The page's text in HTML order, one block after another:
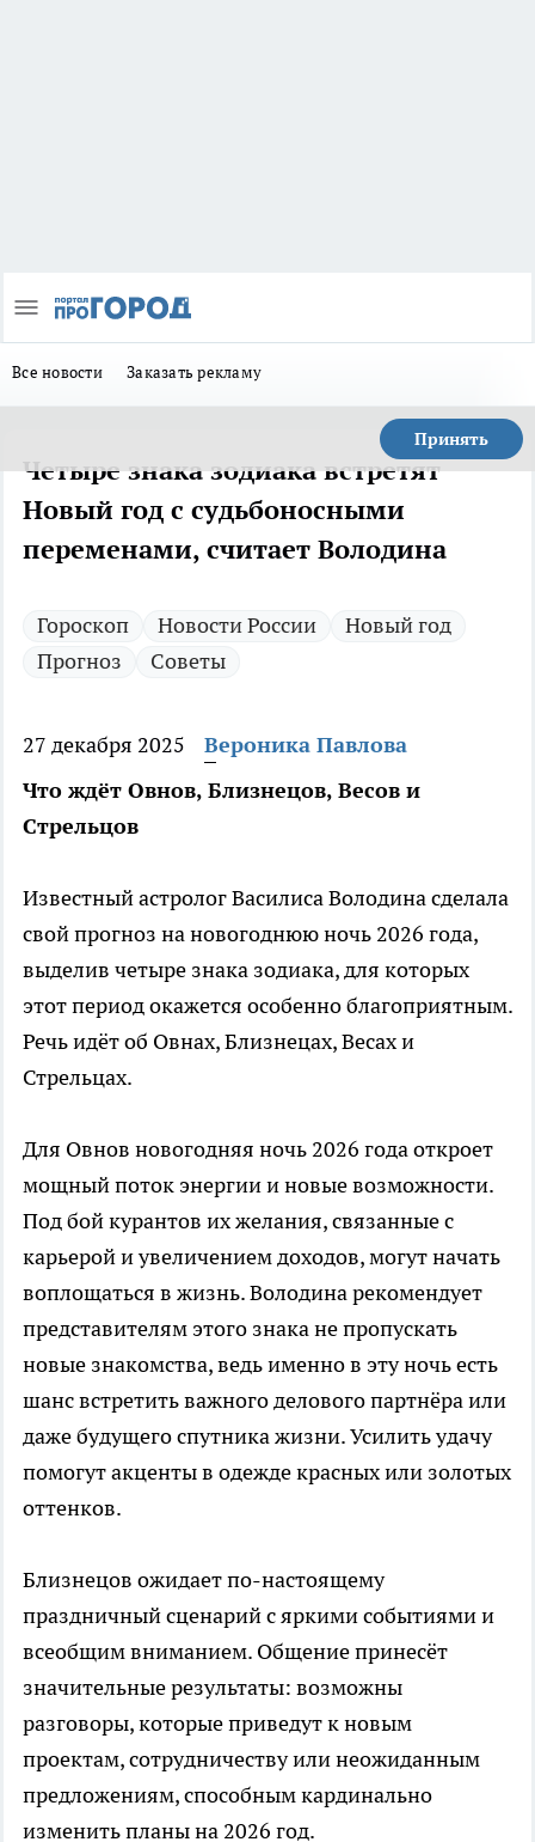
Все новости Заказать рекламу
Принять
Четыре знака зодиака встретят
Новый год с судьбоносными
переменами, считает Володина
Гороскоп Новости России
Новый год
Прогноз
Советы
27 декабря 2025
Вероника Павлова
Что ждёт Овнов, Близнецов, Весов и
Стрельцов
Известный астролог Василиса Володина сделала
свой прогноз на новогоднюю ночь 2026 года,
выделив четыре знака зодиака, для которых
этот период окажется особенно благоприятным.
Речь идёт об Овнах, Близнецах, Весах и
Стрельцах.
Для Овнов новогодняя ночь 2026 года откроет
мощный поток энергии и новые возможности.
Под бой курантов их желания, связанные с
карьерой и увеличением доходов, могут начать
воплощаться в жизнь. Володина рекомендует
представителям этого знака не пропускать
новые знакомства, ведь именно в эту ночь есть
шанс встретить важного делового партнёра или
даже будущего спутника жизни. Усилить удачу
помогут акценты в одежде красных или золотых
оттенков.
Близнецов ожидает по-настоящему
праздничный сценарий с яркими событиями и
всеобщим вниманием. Общение принесёт
значительные результаты: возможны
разговоры, которые приведут к новым
проектам, сотрудничеству или неожиданным
предложениям, способным кардинально
изменить планы на 2026 год.